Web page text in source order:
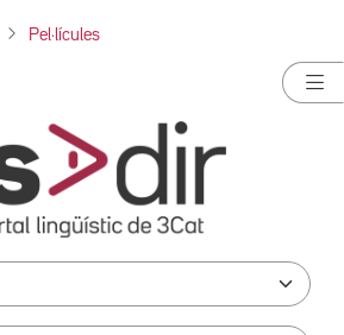
Pel·lícules